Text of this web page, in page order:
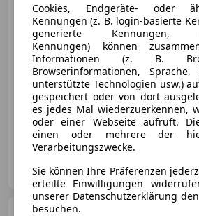
€ 29
11/2021 87 300 km Elektro
AT-2225 Zistersdorf
Cookies, Endgeräte- oder
Kennungen (z. B. login-basierte
generierte Kennungen,
Kennungen) können
Informationen (z. B.
Browserinformationen, Sprache,
unterstützte Technologien usw.)
gespeichert oder von dort
es jedes Mal wiederzuerkennen,
oder einer Webseite aufruft.
einen oder mehrere der
Verarbeitungszwecke.
Sie können Ihre Präferenzen
erteilte Einwilligungen
unserer Datenschutzerklärung
besuchen.